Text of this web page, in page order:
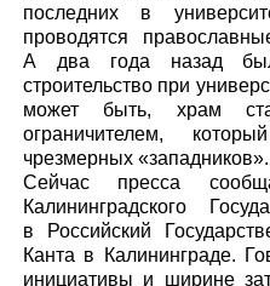
последних в
проводятся
А два года назад
строительство при
может быть, храм
ограничителем,
чрезмерных «западников».
Сейчас пресса
Калининградского
в Российский
Канта в Калининграде.
инициативы и ширине